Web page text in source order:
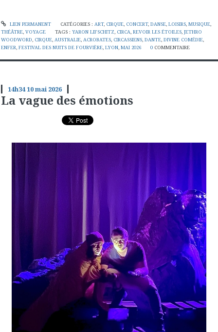
LIEN PERMANENT CATÉGORIES : ART, CIRQUE, CONCERT, DANSE, LOISIRS, MUSIQUE,
THÉÂTRE, VOYAGE TAGS :YARON LIFSCHITZ, CIRCA,REVOIR LES ÉTOILES,JETHRO
WOODWORD, CIRQUE, AUSTRALIE, ACROBATES, CIRCASSIENS, DANTE, DIVINE COMÉDIE,
ENFER, FESTIVAL DES NUITS DE FOURVIÈRE, LYON, MAI 2026 0 COMMENTAIRE
14h3410mai 2026
La vague des émotions